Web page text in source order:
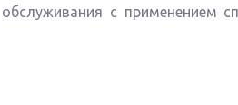
обслуживания с применением